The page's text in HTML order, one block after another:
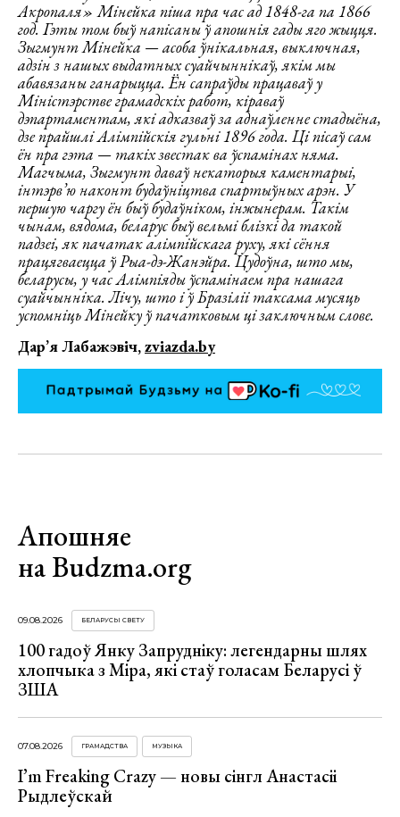
Акропаля» Мінейка піша пра час ад 1848-га па 1866
год. Гэты том быў напісаны ў апошнія гады яго жыцця.
Зыгмунт Мінейка — асоба ўнікальная, выключная,
адзін з нашых выдатных суайчыннікаў, якім мы
абавязаны ганарыцца. Ён сапраўды працаваў у
Міністэрстве грамадскіх работ, кіраваў
дэпартаментам, які адказваў за аднаўленне стадыёна,
дзе прайшлі Алімпійскія гульні 1896 года. Ці пісаў сам
ён пра гэта — такіх звестак ва ўспамінах няма.
Магчыма, Зыгмунт даваў некаторыя каментарыі,
інтэрв’ю наконт будаўніцтва спартыўных арэн. У
першую чаргу ён быў будаўніком, інжынерам. Такім
чынам, вядома, беларус быў вельмі блізкі да такой
падзеі, як пачатак алімпійскага руху, які сёння
працягваецца ў Рыа-дэ-Жанэйра. Цудоўна, што мы,
беларусы, у час Алімпіяды ўспамінаем пра нашага
суайчынніка. Лічу, што і ў Бразіліі таксама мусяць
успомніць Мінейку ў пачатковым ці заключным слове.
Дар’я Лабажэвіч,zviazda.by
Апошняе
на Budzma.org
09.08.2026 БЕЛАРУСЫ СВЕТУ
100 гадоў Янку Запрудніку: легендарны шлях
хлопчыка з Міра, які стаў голасам Беларусі ў
ЗША
07.08.2026 ГРАМАДСТВА МУЗЫКА
I’m Freaking Crazy — новы сінгл Анастасіі
Рыдлеўскай